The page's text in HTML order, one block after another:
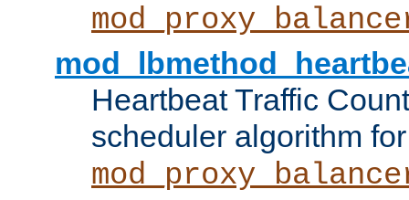
Heartbeat Traffic
scheduler algorithm for